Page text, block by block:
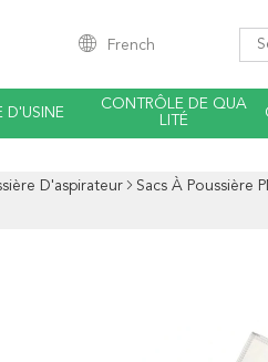
French
D'USINE
CONTRÔLE DE QUA
LITÉ
D'aspirateur
Sacs À Poussière